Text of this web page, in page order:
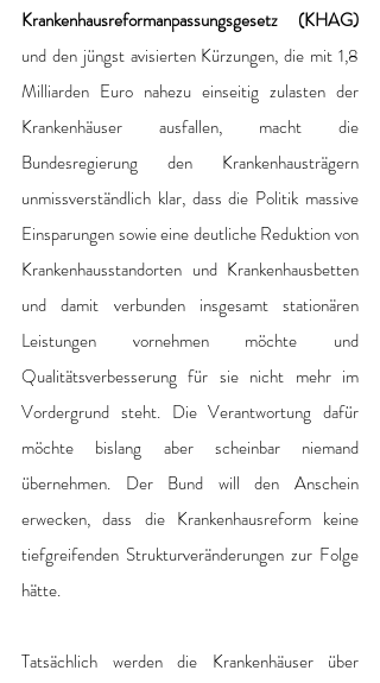
Krankenhausreformanpassungsgesetz (KHAG)
und den jüngst avisierten Kürzungen, die mit 1,8
Milliarden Euro nahezu einseitig zulasten der
Krankenhäuser ausfallen, macht die
Bundesregierung den Krankenhausträgern
unmissverständlich klar, dass die Politik massive
Einsparungen sowie eine deutliche Reduktion von
Krankenhausstandorten und Krankenhausbetten
und damit verbunden insgesamt stationären
Leistungen vornehmen möchte und
Qualitätsverbesserung für sie nicht mehr im
Vordergrund steht. Die Verantwortung dafür
möchte bislang aber scheinbar niemand
übernehmen. Der Bund will den Anschein
erwecken, dass die Krankenhausreform keine
tiefgreifenden Strukturveränderungen zur Folge
hätte.
Tatsächlich werden die Krankenhäuser über